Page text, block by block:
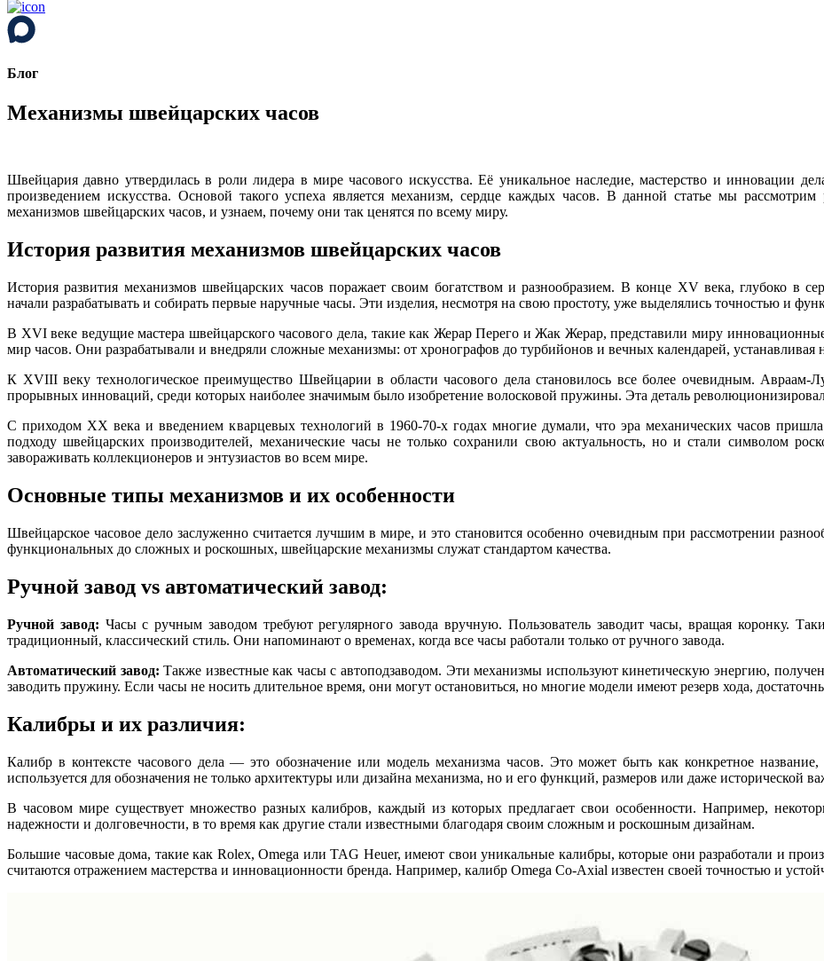
Блог
Механизмы швейцарских часов
Швейцария давно утвердилась в роли лидера в мире часового искусства. Её уникальное наследие, мастерство и инновации
произведением искусства. Основой такого успеха является механизм, сердце каждых часов. В данной статье мы
механизмов швейцарских часов, и узнаем, почему они так ценятся по всему миру.
История развития механизмов швейцарских часов
История развития механизмов швейцарских часов поражает своим богатством и разнообразием. В конце XV века, глубоко в
начали разрабатывать и собирать первые наручные часы. Эти изделия, несмотря на свою простоту, уже выделялись точностью и
В XVI веке ведущие мастера швейцарского часового дела, такие как Жерар Перего и Жак Жерар, представили миру
мир часов. Они разрабатывали и внедряли сложные механизмы: от хронографов до турбийонов и вечных календарей, устанавливая
К XVIII веку технологическое преимущество Швейцарии в области часового дела становилось все более очевидным. Авраам-
прорывных инноваций, среди которых наиболее значимым было изобретение волосковой пружины. Эта деталь
С приходом XX века и введением кварцевых технологий в 1960-70-х годах многие думали, что эра механических часов
подходу швейцарских производителей, механические часы не только сохранили свою актуальность, но и стали символом
завораживать коллекционеров и энтузиастов во всем мире.
Основные типы механизмов и их особенности
Швейцарское часовое дело заслуженно считается лучшим в мире, и это становится особенно очевидным при рассмотрении
функциональных до сложных и роскошных, швейцарские механизмы служат стандартом качества.
Ручной завод vs автоматический завод:
Ручной завод: Часы с ручным заводом требуют регулярного завода вручную. Пользователь заводит часы, вращая коронку.
традиционный, классический стиль. Они напоминают о временах, когда все часы работали только от ручного завода.
Автоматический завод: Также известные как часы с автоподзаводом. Эти механизмы используют кинетическую энергию,
заводить пружину. Если часы не носить длительное время, они могут остановиться, но многие модели имеют резерв хода,
Калибры и их различия:
Калибр в контексте часового дела — это обозначение или модель механизма часов. Это может быть как конкретное
используется для обозначения не только архитектуры или дизайна механизма, но и его функций, размеров или даже исторической
В часовом мире существует множество разных калибров, каждый из которых предлагает свои особенности. Например,
надежности и долговечности, в то время как другие стали известными благодаря своим сложным и роскошным дизайнам.
Большие часовые дома, такие как Rolex, Omega или TAG Heuer, имеют свои уникальные калибры, которые они разработали и
считаются отражением мастерства и инновационности бренда. Например, калибр Omega Co-Axial известен своей точностью и